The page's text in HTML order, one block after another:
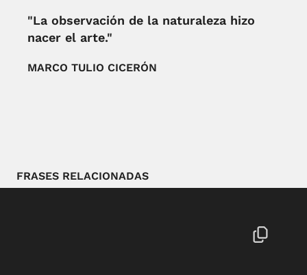
"La observación de la naturaleza hizo
nacer el arte."
MARCO TULIO CICERÓN
FRASES RELACIONADAS